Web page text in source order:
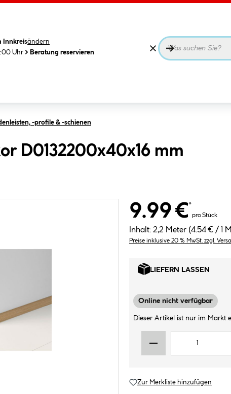
Innkreisändern
Uhr
Beratung reservieren
-profile & -schienen
D0132200x40x16 mm
9.99 €*
pro Stück
Inhalt: 2,2 Meter (4.54 € / 1
Preise inklusive 20 % MwSt. zzgl.
LIEFERN LASSEN
Online nicht verfügbar
Dieser Artikel ist nur im Markt
Zur Merkliste hinzufügen